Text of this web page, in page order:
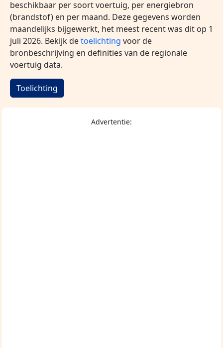
beschikbaar per soort voertuig, per energiebron
(brandstof) en per maand. Deze gegevens worden
maandelijks bijgewerkt, het meest recent was dit op 1
juli 2026. Bekijk detoelichting voor de
bronbeschrijving en definities van de regionale
voertuig data.
Toelichting
Advertentie: